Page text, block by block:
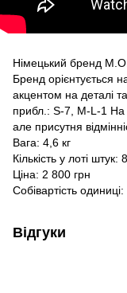
Німецький бренд
Бренд орієнтується
акцентом на деталі
прибл.: S-7, М-L-1 На
але присутня
Вага: 4,6 кг
Кількість у лоті штук: 8
Ціна: 2 800 грн
Собівартість
Відгуки